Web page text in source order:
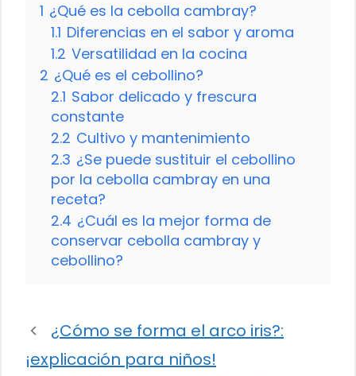
1 ¿Qué es la cebolla cambray?
1.1 Diferencias en el sabor y aroma
1.2 Versatilidad en la cocina
2 ¿Qué es el cebollino?
2.1 Sabor delicado y frescura
constante
2.2 Cultivo y mantenimiento
2.3 ¿Se puede sustituir el cebollino
por la cebolla cambray en una
receta?
2.4 ¿Cuál es la mejor forma de
conservar cebolla cambray y
cebollino?
¿Cómo se forma el arco iris?:
¡explicación para niños!